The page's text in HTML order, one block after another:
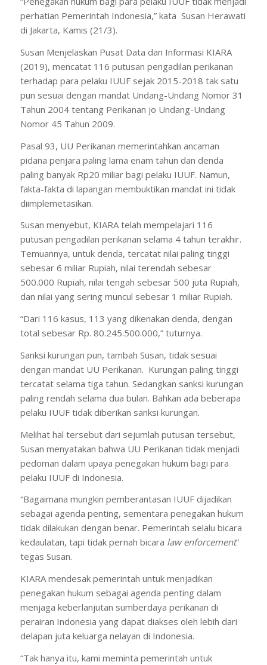
perhatian Pemerintah Indonesia,” kata Susan Herawati
di Jakarta, Kamis (21/3).
Susan Menjelaskan Pusat Data dan Informasi KIARA
(2019), mencatat 116 putusan pengadilan perikanan
terhadap para pelaku IUUF sejak 2015-2018 tak satu
pun sesuai dengan mandat Undang-Undang Nomor 31
Tahun 2004 tentang Perikanan jo Undang-Undang
Nomor 45 Tahun 2009.
Pasal 93, UU Perikanan memerintahkan ancaman
pidana penjara paling lama enam tahun dan denda
paling banyak Rp20 miliar bagi pelaku IUUF. Namun,
fakta-fakta di lapangan membuktikan mandat ini tidak
diimplemetasikan.
Susan menyebut, KIARA telah mempelajari 116
putusan pengadilan perikanan selama 4 tahun terakhir.
Temuannya, untuk denda, tercatat nilai paling tinggi
sebesar 6 miliar Rupiah, nilai terendah sebesar
500.000 Rupiah, nilai tengah sebesar 500 juta Rupiah,
dan nilai yang sering muncul sebesar 1 miliar Rupiah.
“Dari 116 kasus, 113 yang dikenakan denda, dengan
total sebesar Rp. 80.245.500.000,” tuturnya.
Sanksi kurungan pun, tambah Susan, tidak sesuai
dengan mandat UU Perikanan. Kurungan paling tinggi
tercatat selama tiga tahun. Sedangkan sanksi kurungan
paling rendah selama dua bulan. Bahkan ada beberapa
pelaku IUUF tidak diberikan sanksi kurungan.
Melihat hal tersebut dari sejumlah putusan tersebut,
Susan menyatakan bahwa UU Perikanan tidak menjadi
pedoman dalam upaya penegakan hukum bagi para
pelaku IUUF di Indonesia.
“Bagaimana mungkin pemberantasan IUUF dijadikan
sebagai agenda penting, sementara penegakan hukum
tidak dilakukan dengan benar. Pemerintah selalu bicara
kedaulatan, tapi tidak pernah bicara law enforcement”
tegas Susan.
KIARA mendesak pemerintah untuk menjadikan
penegakan hukum sebagai agenda penting dalam
menjaga keberlanjutan sumberdaya perikanan di
perairan Indonesia yang dapat diakses oleh lebih dari
delapan juta keluarga nelayan di Indonesia.
“Tak hanya itu, kami meminta pemerintah untuk